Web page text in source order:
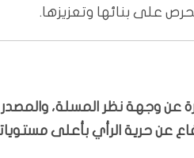
على بنائها وتعزيزها.
عن وجهة نظر المسلة،
عن حرية الرأي بأعلى